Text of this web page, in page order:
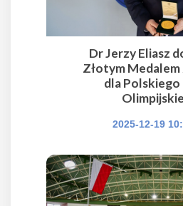
Dr Jerzy Eliasz
Złotym Medalem
dla Polskiego
2025-12-19